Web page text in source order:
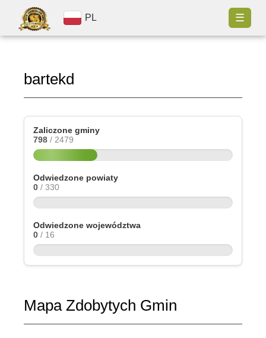
PL ☰
bartekd
Zaliczone gminy
798 / 2479
Odwiedzone powiaty
0 / 330
Odwiedzone województwa
0 / 16
Mapa Zdobytych Gmin